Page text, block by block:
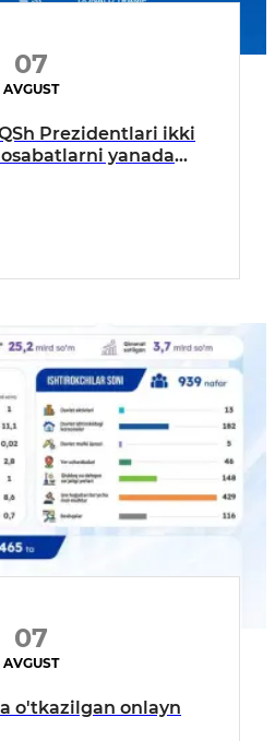
07
AVGUST
Prezidentlari ikki
yanada
07
AVGUST
o'tkazilgan onlayn